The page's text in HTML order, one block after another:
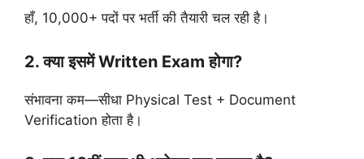
हाँ, 10,000+ पदों पर भर्ती की तैयारी चल रही है।
2. क्या इसमें Written Exam होगा?
संभावना कम—सीधा Physical Test + Document
Verification होता है।